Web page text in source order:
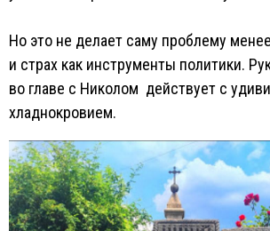
Но это не делает саму проблему
и страх как инструменты политики.
во главе с Николом действует с
хладнокровием.